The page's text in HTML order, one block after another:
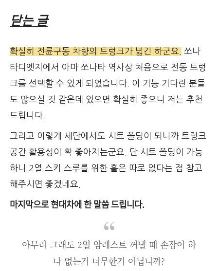
닫는 글
확실히 전륜구동 차량의 트렁크가 넓긴 하군요.
쏘나
타디엣지에서 아마 쏘나타 역사상 처음으로 전동 트렁
크를 선택할 수 있게 되었습니다. 이 기능 기다린 분들
도 많으실 것 같은데 있으면 확실히 좋으니 저는 추천
드립니다.
그리고 이렇게 세단에서도 시트 폴딩이 되니까 트렁크
공간 활용성이 확 좋아지는군요. 단 시트 폴딩이 가능
하니 2열 스키 스루를 위한 홀은 따로 없다는 점 참고
해주시면 좋겠네요.
마지막으로 현대차에 한 말씀 드립니다.
아무리 그래도 2열 암레스트 꺼낼 때 손잡이 하
나 없는거 너무한거 아닙니까?